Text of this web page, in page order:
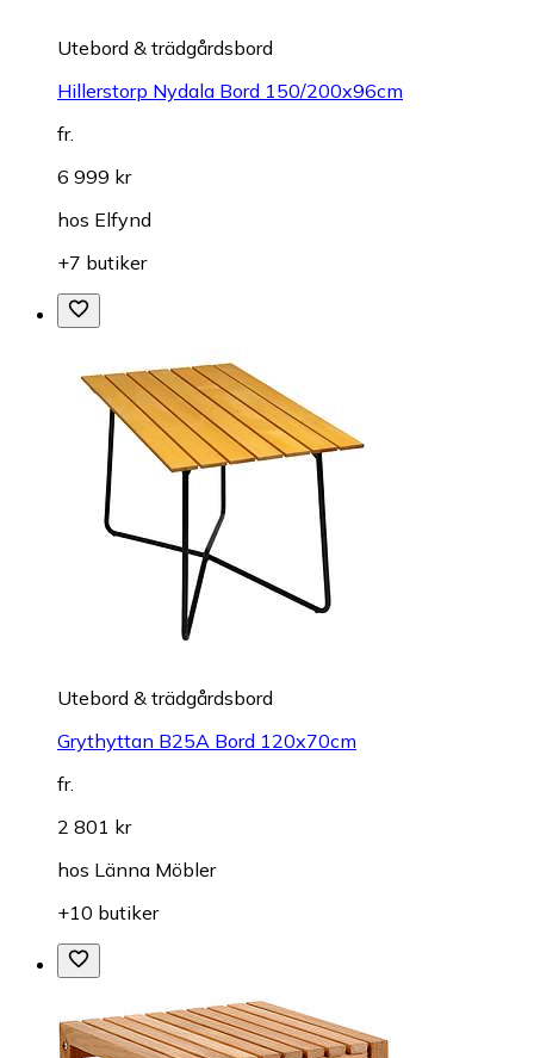
Utebord & trädgårdsbord
Hillerstorp Nydala Bord 150/200x96cm
fr.
6 999 kr
hos Elfynd
+7 butiker
Utebord & trädgårdsbord
Grythyttan B25A Bord 120x70cm
fr.
2 801 kr
hos Länna Möbler
+10 butiker